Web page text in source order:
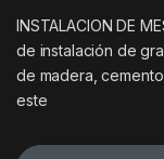
INSTALACION DE
de instalación de
de madera,
este